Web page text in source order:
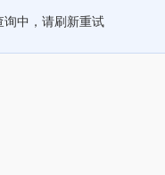
询中，请刷新重试